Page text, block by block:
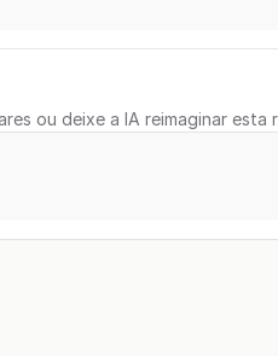
ou deixe a IA reimaginar esta